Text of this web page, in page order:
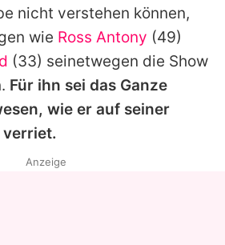
nicht verstehen können,
wie Ross Antony (49)
(33) seinetwegen die Show
Für ihn sei das Ganze
wie er auf seiner
verriet.
Anzeige